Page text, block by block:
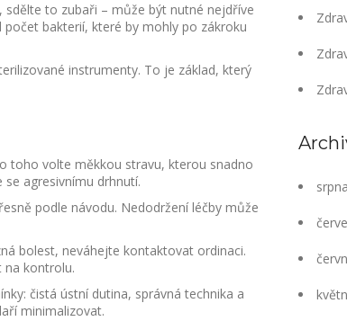
sdělte to zubaři – může být nutné nejdříve
bakterií, které by mohly po zákroku
instrumenty. To je základ, který
toho volte měkkou stravu, kterou snadno
agresivnímu drhnutí.
podle návodu. Nedodržení léčby může
bolest, neváhejte kontaktovat ordinaci.
kontrolu.
čistá ústní dutina, správná technika a
minimalizovat.